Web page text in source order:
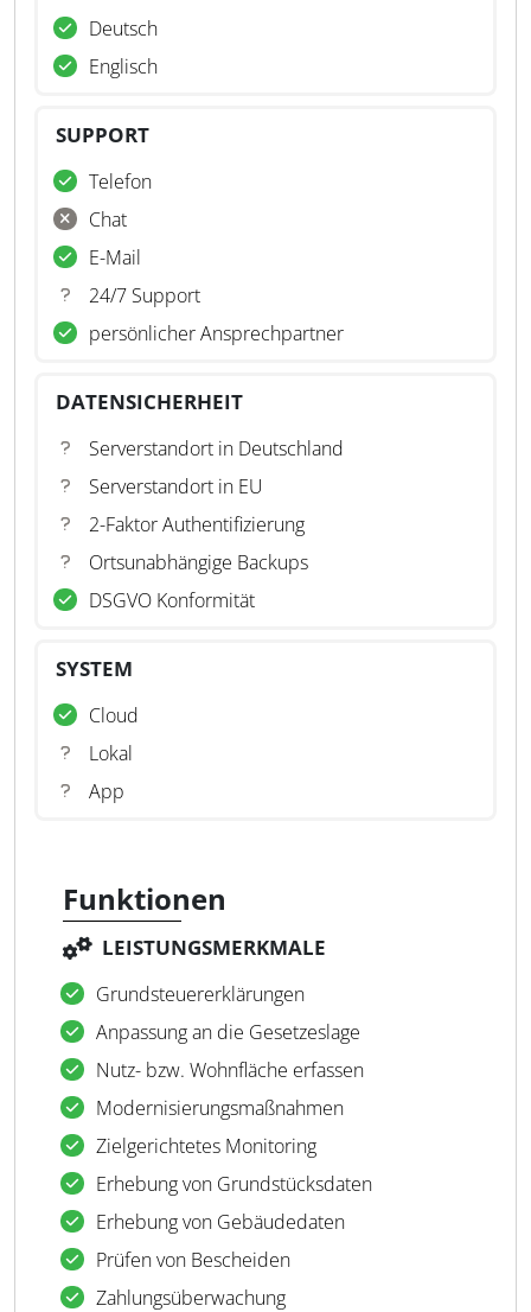
Deutsch
Englisch
SUPPORT
Telefon
Chat
E-Mail
24/7 Support
persönlicher Ansprechpartner
DATENSICHERHEIT
Serverstandort in Deutschland
Serverstandort in EU
2-Faktor Authentifizierung
Ortsunabhängige Backups
DSGVO Konformität
SYSTEM
Cloud
Lokal
App
Funktionen
LEISTUNGSMERKMALE
Grundsteuererklärungen
Anpassung an die Gesetzeslage
Nutz- bzw. Wohnfläche erfassen
Modernisierungsmaßnahmen
Zielgerichtetes Monitoring
Erhebung von Grundstücksdaten
Erhebung von Gebäudedaten
Prüfen von Bescheiden
Zahlungsüberwachung